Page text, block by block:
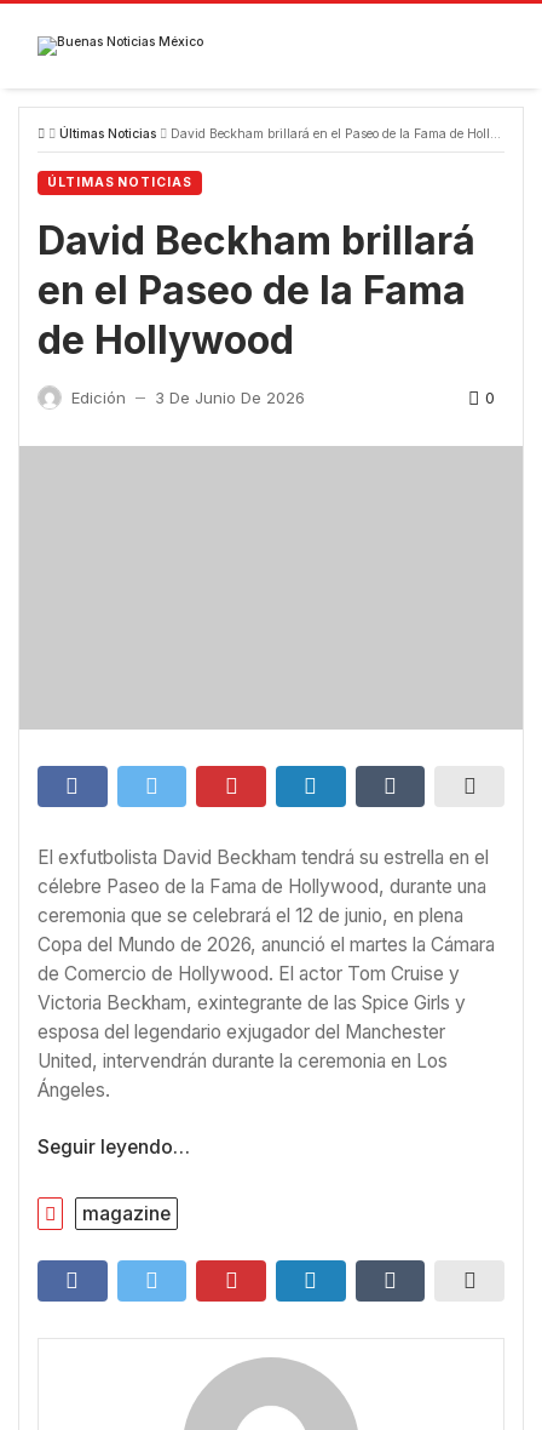
Skip
content
Últimas Noticias David Beckham brillará en el Paseo de la Fama de Hollywood
ÚLTIMAS NOTICIAS
David Beckham brillará
en el Paseo de la Fama
de Hollywood
Edición — 3 De Junio De 2026 0
El exfutbolista David Beckham tendrá su estrella en el
célebre Paseo de la Fama de Hollywood, durante una
ceremonia que se celebrará el 12 de junio, en plena
Copa del Mundo de 2026, anunció el martes la Cámara
de Comercio de Hollywood. El actor Tom Cruise y
Victoria Beckham, exintegrante de las Spice Girls y
esposa del legendario exjugador del Manchester
United, intervendrán durante la ceremonia en Los
Ángeles.
Seguir leyendo…
magazine